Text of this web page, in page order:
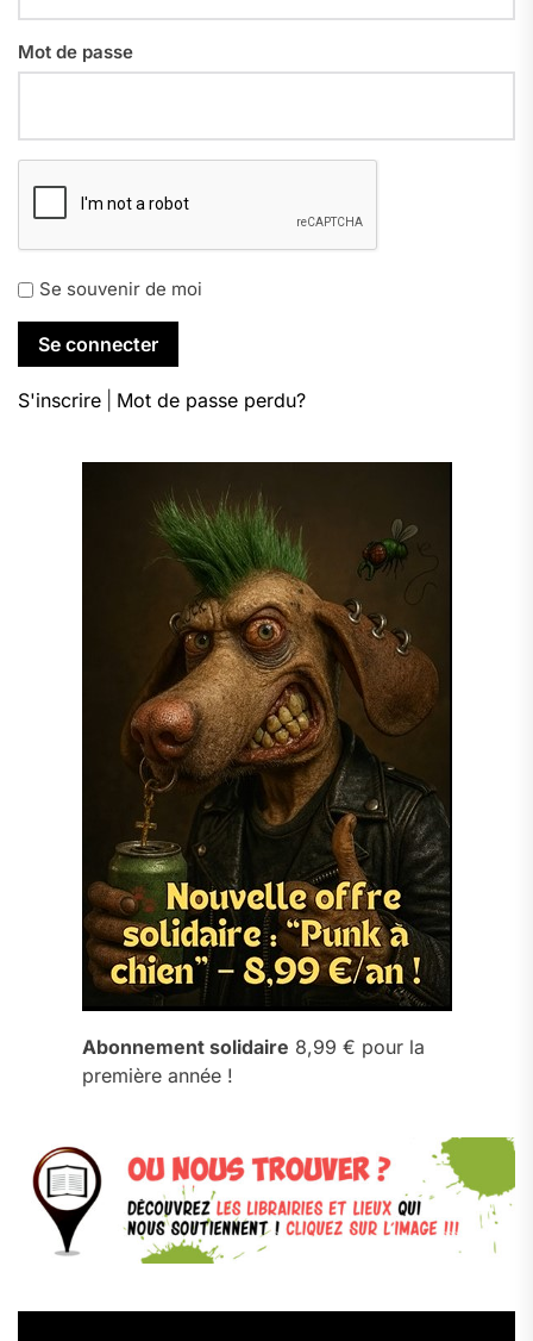
Mot de passe
Se souvenir de moi
S'inscrire Mot de passe perdu?
Abonnement solidaire 8,99 € pour la
première année !